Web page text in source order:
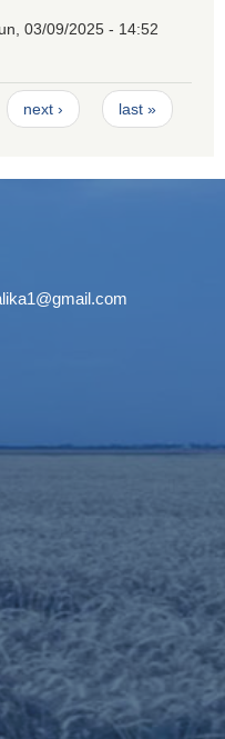
03/09/2025 - 14:52
a Firm for Skill Development
Road Repair Maintenance
next › last »